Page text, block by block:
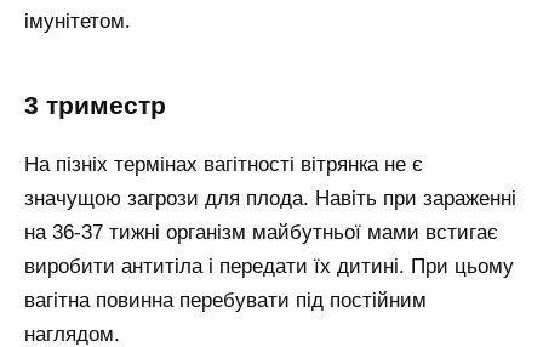
імунітетом.
3 триместр
На пізніх термінах вагітності вітрянка не є
значущою загрози для плода. Навіть при зараженні
на 36-37 тижні організм майбутньої мами встигає
виробити антитіла і передати їх дитині. При цьому
вагітна повинна перебувати під постійним
наглядом.